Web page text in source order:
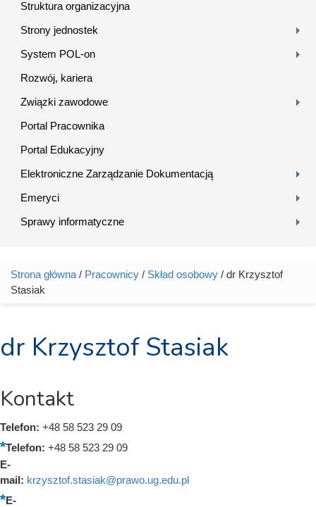
Struktura organizacyjna
Strony jednostek
System POL-on
Rozwój, kariera
Związki zawodowe
Portal Pracownika
Portal Edukacyjny
Elektroniczne Zarządzanie Dokumentacją
Emeryci
Sprawy informatyczne
Jesteś tutaj
Strona główna / Pracownicy / Skład osobowy / dr Krzysztof
Stasiak
dr Krzysztof Stasiak
Kontakt
Telefon: +48 58 523 29 09
Telefon: +48 58 523 29 09
E-
mail: krzysztof.stasiak@prawo.ug.edu.pl
E-